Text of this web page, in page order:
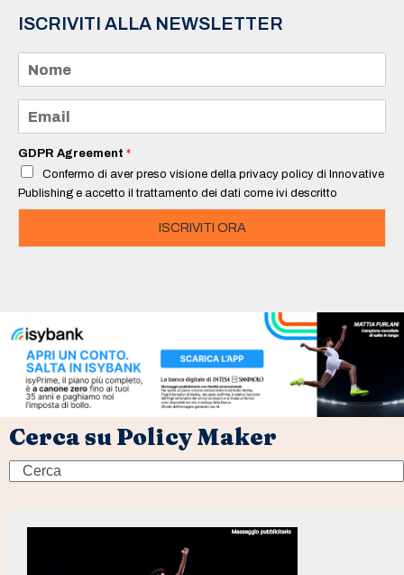
ISCRIVITI ALLA NEWSLETTER
m
e
a
i
*
GDPR Agreement *
Confermo di aver preso visione della privacy policy di Innovative
Publishing e accetto il trattamento dei dati come ivi descritto
ISCRIVITI ORA
Cerca su Policy Maker
Search